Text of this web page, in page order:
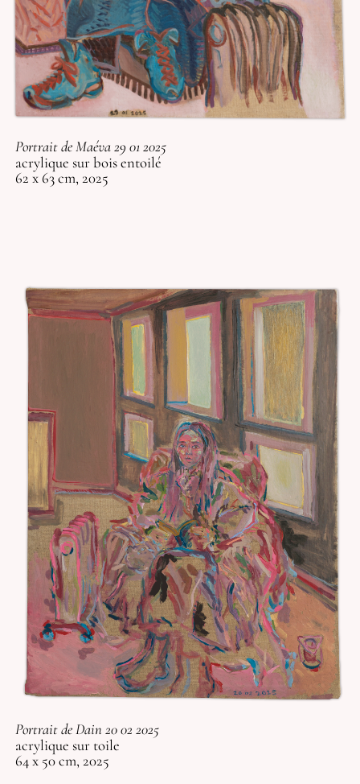
Portrait de Maéva 29 01 2025
acrylique sur bois entoilé
62 x 63 cm, 2025
Portrait de Dain 20 02 2025
acrylique sur toile
64 x 50 cm, 2025